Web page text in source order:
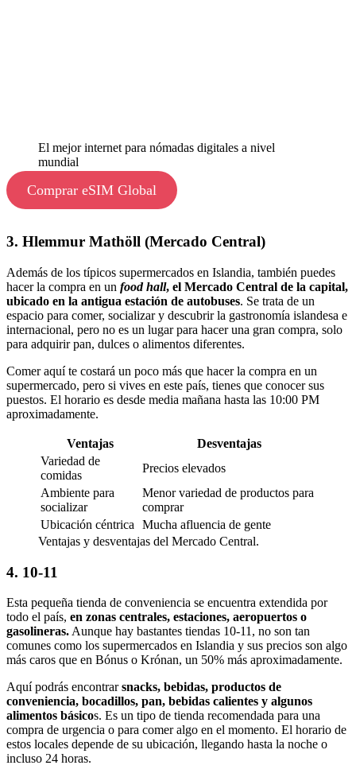
El mejor internet para nómadas digitales a nivel
mundial
Comprar eSIM Global
3. Hlemmur Mathöll (Mercado Central)
Además de los típicos supermercados en Islandia, también puedes
hacer la compra en un food hall, el Mercado Central de la capital,
ubicado en la antigua estación de autobuses. Se trata de un
espacio para comer, socializar y descubrir la gastronomía islandesa e
internacional, pero no es un lugar para hacer una gran compra, solo
para adquirir pan, dulces o alimentos diferentes.
Comer aquí te costará un poco más que hacer la compra en un
supermercado, pero si vives en este país, tienes que conocer sus
puestos. El horario es desde media mañana hasta las 10:00 PM
aproximadamente.
Ventajas
Desventajas
Variedad de
comidas
Precios elevados
Ambiente para
socializar
Menor variedad de productos para
comprar
Ubicación céntrica
Mucha afluencia de gente
Ventajas y desventajas del Mercado Central.
4. 10-11
Esta pequeña tienda de conveniencia se encuentra extendida por
todo el país, en zonas centrales, estaciones, aeropuertos o
gasolineras.Aunque hay bastantes tiendas 10-11, no son tan
comunes como los supermercados en Islandia y sus precios son algo
más caros que en Bónus o Krónan, un 50% más aproximadamente.
Aquí podrás encontrarsnacks, bebidas, productos de
conveniencia, bocadillos, pan, bebidas calientes y algunos
alimentos básicos. Es un tipo de tienda recomendada para una
compra de urgencia o para comer algo en el momento. El horario de
estos locales depende de su ubicación, llegando hasta la noche o
incluso 24 horas.